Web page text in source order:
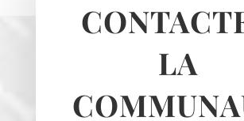
Neuilly-en-vexin
Seraincourt
LA